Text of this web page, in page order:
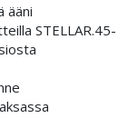
ääni
STELLAR.45-